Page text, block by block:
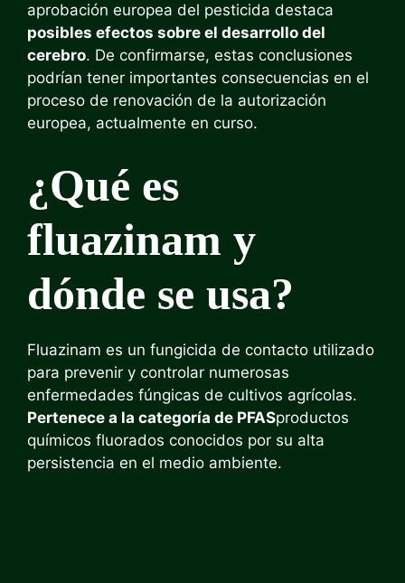
aprobación europea del pesticida destaca
posibles efectos sobre el desarrollo del
cerebro. De confirmarse, estas conclusiones
podrían tener importantes consecuencias en el
proceso de renovación de la autorización
europea, actualmente en curso.
¿Qué es
fluazinam y
dónde se usa?
Fluazinam es un fungicida de contacto utilizado
para prevenir y controlar numerosas
enfermedades fúngicas de cultivos agrícolas.
Pertenece a la categoría de PFASproductos
químicos fluorados conocidos por su alta
persistencia en el medio ambiente.